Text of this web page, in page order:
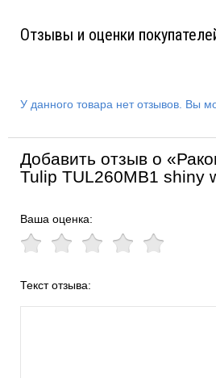
Отзывы и оценки
У данного товара нет отзывов. Вы
Добавить отзыв о
Tulip TUL260MB1 shiny
Ваша оценка:
Текст отзыва: